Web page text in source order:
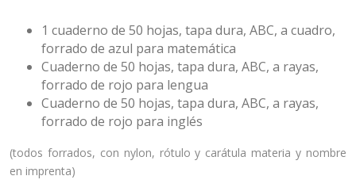
1 cuaderno de 50 hojas, tapa dura, ABC, a cuadro,
forrado de azul para matemática
Cuaderno de 50 hojas, tapa dura, ABC, a rayas,
forrado de rojo para lengua
Cuaderno de 50 hojas, tapa dura, ABC, a rayas,
forrado de rojo para inglés
(todos forrados, con nylon, rótulo y carátula materia y nombre
en imprenta)